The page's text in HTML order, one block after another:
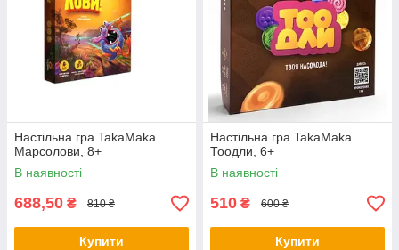
Настільна гра TakaMaka
Марсолови, 8+
В наявності
688,50 ₴ 810 ₴
Купити
Настільна гра TakaMaka
Тоодли, 6+
В наявності
510 ₴ 600 ₴
Купити